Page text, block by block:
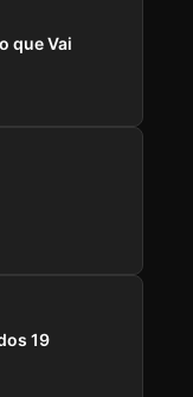
que Vai
19